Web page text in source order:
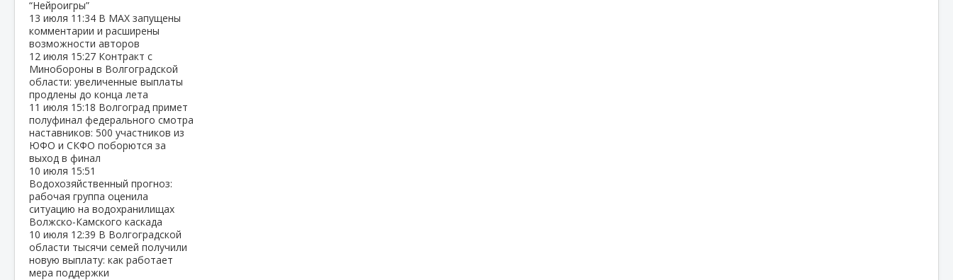
“Нейроигры”
13 июля 11:34 В МАХ запущены
комментарии и расширены
возможности авторов
12 июля 15:27 Контракт с
Минобороны в Волгоградской
области: увеличенные выплаты
продлены до конца лета
11 июля 15:18 Волгоград примет
полуфинал федерального смотра
наставников: 500 участников из
ЮФО и СКФО поборются за
выход в финал
10 июля 15:51
Водохозяйственный прогноз:
рабочая группа оценила
ситуацию на водохранилищах
Волжско‑Камского каскада
10 июля 12:39 В Волгоградской
области тысячи семей получили
новую выплату: как работает
мера поддержки